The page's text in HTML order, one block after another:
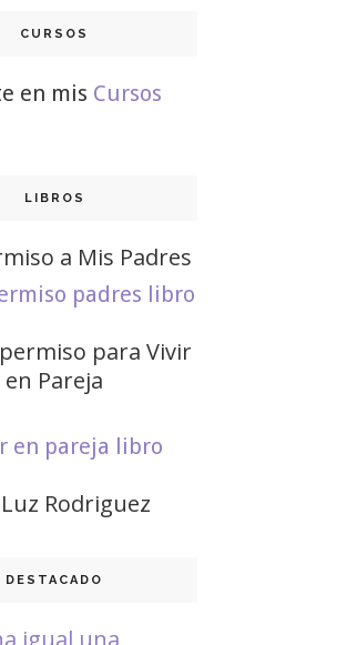
CURSOS
en mis Cursos
LIBROS
a Mis Padres
para Vivir
en Pareja
Rodriguez
DESTACADO
igual una